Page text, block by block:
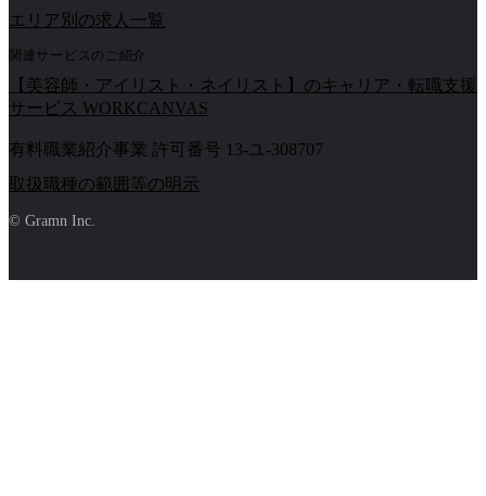
エリア別の求人一覧
関連サービスのご紹介
【美容師・アイリスト・ネイリスト】のキャリア・転職支援
サービス WORKCANVAS
有料職業紹介事業 許可番号 13-ユ-308707
取扱職種の範囲等の明示
© Gramn Inc.